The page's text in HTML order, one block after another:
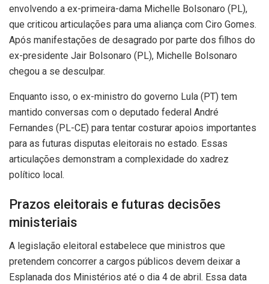
envolvendo a ex-primeira-dama Michelle Bolsonaro (PL),
que criticou articulações para uma aliança com Ciro Gomes.
Após manifestações de desagrado por parte dos filhos do
ex-presidente Jair Bolsonaro (PL), Michelle Bolsonaro
chegou a se desculpar.
Enquanto isso, o ex-ministro do governo Lula (PT) tem
mantido conversas com o deputado federal André
Fernandes (PL-CE) para tentar costurar apoios importantes
para as futuras disputas eleitorais no estado. Essas
articulações demonstram a complexidade do xadrez
político local.
Prazos eleitorais e futuras decisões
ministeriais
A legislação eleitoral estabelece que ministros que
pretendem concorrer a cargos públicos devem deixar a
Esplanada dos Ministérios até o dia 4 de abril. Essa data